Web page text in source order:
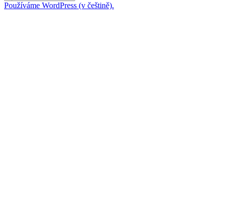
Používáme WordPress (v češtině).